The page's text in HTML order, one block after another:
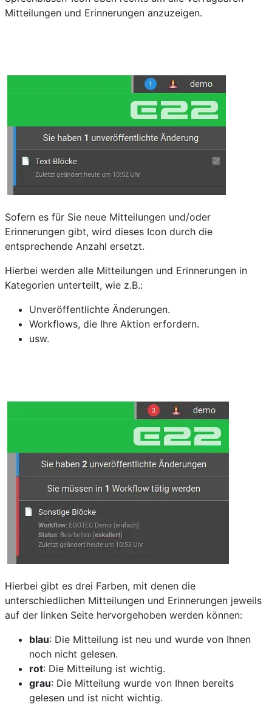
Mitteilungen und Erinnerungen anzuzeigen.
Sofern es für Sie neue Mitteilungen und/oder
Erinnerungen gibt, wird dieses Icon durch die
entsprechende Anzahl ersetzt.
Hierbei werden alle Mitteilungen und Erinnerungen in
Kategorien unterteilt, wie z.B.:
Unveröffentlichte Änderungen.
Workflows, die Ihre Aktion erfordern.
usw.
Hierbei gibt es drei Farben, mit denen die
unterschiedlichen Mitteilungen und Erinnerungen jeweils
auf der linken Seite hervorgehoben werden können:
blau: Die Mitteilung ist neu und wurde von Ihnen
noch nicht gelesen.
rot: Die Mitteilung ist wichtig.
grau: Die Mitteilung wurde von Ihnen bereits
gelesen und ist nicht wichtig.